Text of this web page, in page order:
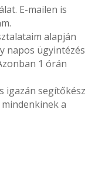
E-mailen is
alapján
napos ügyintézés
1 órán
igazán segítőkész
a